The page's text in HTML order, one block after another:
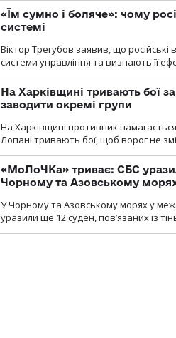
«Їм сумно і боляче»: чому
системі
Віктор Трегубов заявив, що російські
системи управління та визнають її
На Харківщині тривають бої
заводити окремі групи
На Харківщині противник
Лопані тривають бої, щоб ворог не
«МоЛоЧКа» триває: СБС
Чорному та Азовському
У Чорному та Азовському морях у
уразили ще 12 суден, пов’язаних із